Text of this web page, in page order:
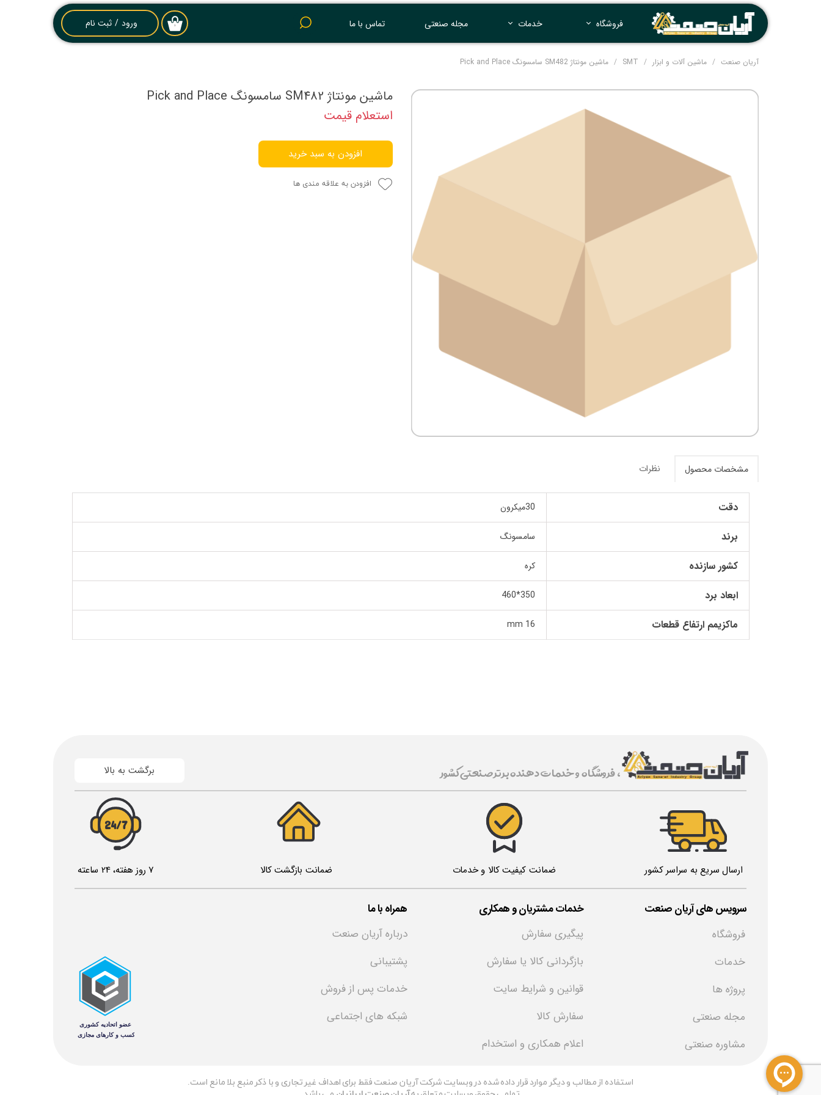
۰ ورود / ثبت نام
حساب کاربری من
فروشگاه خدمات مجله صنعتی تماس با ما
آریان صنعت ماشین آلات و ابزار SMT ماشین مونتاژ SM482 سامسونگ Pick and Place
ماشین مونتاژ SM482 سامسونگ Pick and Place
استعلام قیمت
افزودن به سبد خرید
افزودن به علاقه مندی ها
مشخصات محصول نظرات
دقت 30میکرون
برند سامسونگ
کشور سازنده کره
ابعاد برد 350*460
ماکزیمم ارتفاع قطعات 16 mm
​استفاده از مطالب و دیگر موارد قرار داده شده در وبسایت شرکت آریان صنعت فقط برای اهداف غیر تجاری و با ذکر منبع بلا مانع است.
7 روز هفته، 24 ساعته ضمانت بازگشت کالا ضمانت کیفیت کالا و خدمات
برگشت به بالا ، فروشگاه و خدمات دهنده برتر صنعتی کشور
​سرویس های آریان صنعت خدمات مشتریان و همکاری
همراه با ما
فروشگاه
خدمات
پروژه ها
مجله صنعتی
مشاوره صنعتی
پیگیری سفارش
بازگردانی کالا یا سفارش
قوانین و شرایط سایت
سفارش کالا
اعلام همکاری و استخدام
درباره آریان صنعت
پشتیبانی
خدمات پس از فروش
شبکه های اجتماعی
ارسال سریع به سراسر کشور
24/7